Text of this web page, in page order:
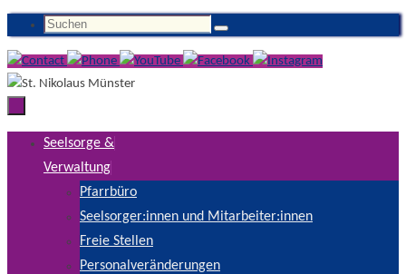
Inhalt
springen
Suchen
nach:
Suchen
Seelsorge &
Verwaltung
Pfarrbüro
Seelsorger:innen und Mitarbeiter:innen
Freie Stellen
Personalveränderungen